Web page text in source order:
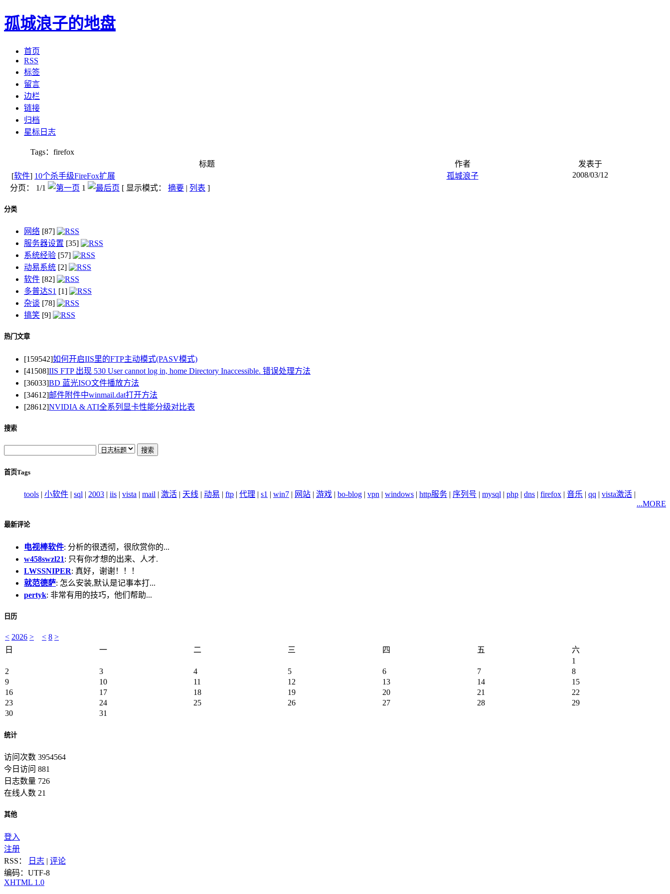
孤城浪子的地盘
首页
RSS
标签
留言
边栏
链接
归档
星标日志
Tags：firefox
标题
作者
发表于
[软件] 10个杀手级FireFox扩展 孤城浪子
2008/03/12
分页： 1/1
1 [ 显示模式： 摘要 | 列表 ]
分类
网络 [87]
服务器设置 [35]
系统经验 [57]
动易系统 [2]
软件 [82]
多普达S1 [1]
杂谈 [78]
搞笑 [9]
热门文章
[159542]如何开启IIS里的FTP主动模式(PASV模式)
[41508]IIS FTP 出现 530 User cannot log in, home Directory Inaccessible. 错误处理方法
[36033]BD 蓝光ISO文件播放方法
[34612]邮件附件中winmail.dat打开方法
[28612]NVIDIA & ATI全系列显卡性能分级对比表
搜索
首页Tags
tools | 小软件 | sql | 2003 | iis | vista | mail | 激活 | 天线 | 动易 | ftp | 代理 | s1 | win7 | 网站 | 游戏 | bo-blog | vpn | windows | http服务 | 序列号 | mysql | php | dns | firefox | 音乐 | qq | vista激活 |
...MORE
最新评论
电视棒软件: 分析的很透彻，很欣赏你的...
w458swzl21: 只有你才想的出来、人才.
LWSSNIPER: 真好，谢谢！！！
就范德萨: 怎么安装,默认是记事本打...
pertyk: 非常有用的技巧，他们帮助...
日历
< 2026 > < 8 >
日
一 二 三 四 五
六
1
2
3 4 5 6 7
8
9
10 11 12 13 14
15
16
17 18 19 20 21
22
23
24 25 26 27 28
29
30
31
统计
访问次数 3954564
今日访问 881
日志数量 726
在线人数 21
其他
登入
注册
RSS：
日志 | 评论
编码：UTF-8
XHTML 1.0